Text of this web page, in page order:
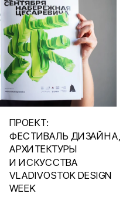
ПРОЕКТ:
ФЕСТИВАЛЬ ДИЗАЙНА,
АРХИТЕКТУРЫ
И ИСКУССТВА
VLADIVOSTOK DESIGN
WEEK